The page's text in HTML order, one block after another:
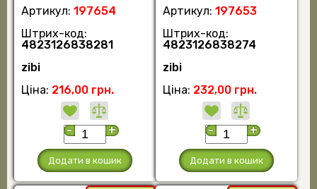
Артикул: 197654
Штрих-код:
4823126838281
zibi
Ціна: 216,00 грн.
- +
Додати в кошик
Артикул: 197653
Штрих-код:
4823126838274
zibi
Ціна: 232,00 грн.
- +
Додати в кошик